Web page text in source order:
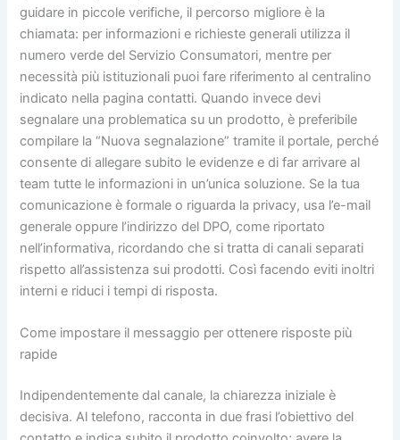
guidare in piccole verifiche, il percorso migliore è la
chiamata: per informazioni e richieste generali utilizza il
numero verde del Servizio Consumatori, mentre per
necessità più istituzionali puoi fare riferimento al centralino
indicato nella pagina contatti. Quando invece devi
segnalare una problematica su un prodotto, è preferibile
compilare la “Nuova segnalazione” tramite il portale, perché
consente di allegare subito le evidenze e di far arrivare al
team tutte le informazioni in un’unica soluzione. Se la tua
comunicazione è formale o riguarda la privacy, usa l’e-mail
generale oppure l’indirizzo del DPO, come riportato
nell’informativa, ricordando che si tratta di canali separati
rispetto all’assistenza sui prodotti. Così facendo eviti inoltri
interni e riduci i tempi di risposta.
Come impostare il messaggio per ottenere risposte più
rapide
Indipendentemente dal canale, la chiarezza iniziale è
decisiva. Al telefono, racconta in due frasi l’obiettivo del